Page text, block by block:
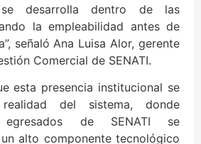
desarrolla dentro de las
la empleabilidad antes de
señaló Ana Luisa Alor, gerente
Comercial de SENATI.
esta presencia institucional se
del sistema, donde
de SENATI se
alto componente tecnológico